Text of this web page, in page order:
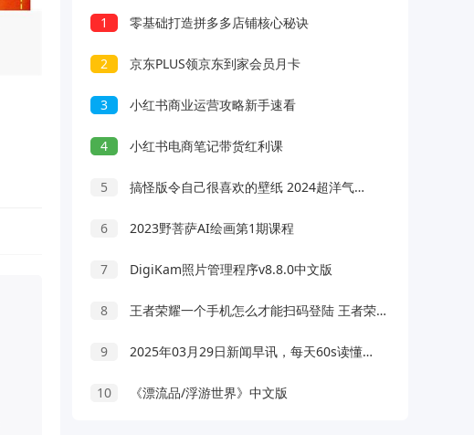
1 零基础打造拼多多店铺核心秘诀
2 京东PLUS领京东到家会员月卡
3 小红书商业运营攻略新手速看
4 小红书电商笔记带货红利课
5 搞怪版令自己很喜欢的壁纸 2024超洋气的壁纸来喽
6 2023野菩萨AI绘画第1期课程
7 DigiKam照片管理程序v8.8.0中文版
8 王者荣耀一个手机怎么才能扫码登陆 王者荣耀扫码登录教程
9 2025年03月29日新闻早讯，每天60s读懂世界
10 《漂流品/浮游世界》中文版